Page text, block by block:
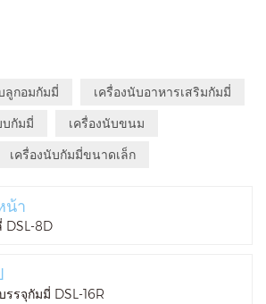
ลูกอมกัมมี่
เครื่องนับอาหารเสริมกัมมี่
บกัมมี่
เครื่องนับขนม
เครื่องนับกัมมี่ขนาดเล็ก
น้า
DSL-8D
รรจุกัมมี่ DSL-16R